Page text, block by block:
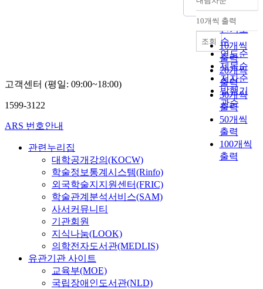
정확도
순
인기도
순
연도순
제목순
저자순
발행기
관순
내림차순
10개씩 출력
10개씩
출력
20개씩
출력
30개씩
출력
50개씩
출력
100개씩
출력
조회
고객센터 (평일: 09:00~18:00)
1599-3122
ARS 번호안내
관련누리집
대학공개강의(KOCW)
학술정보통계시스템(Rinfo)
외국학술지지원센터(FRIC)
학술관계분석서비스(SAM)
사서커뮤니티
기관회원
지식나눔(LOOK)
의학전자도서관(MEDLIS)
유관기관 사이트
교육부(MOE)
국립장애인도서관(NLD)